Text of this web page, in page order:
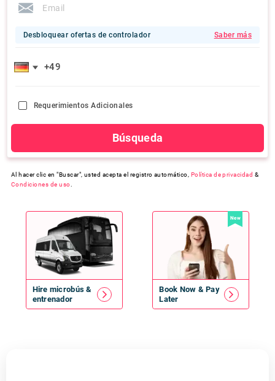
Desbloquear ofertas de controlador Saber más
Requerimientos Adicionales
Búsqueda
Al hacer clic en "Buscar", usted acepta el registro automático, Política de privacidad &
Condiciones de uso
Hire microbús &
entrenador
New
Book Now & Pay
Later